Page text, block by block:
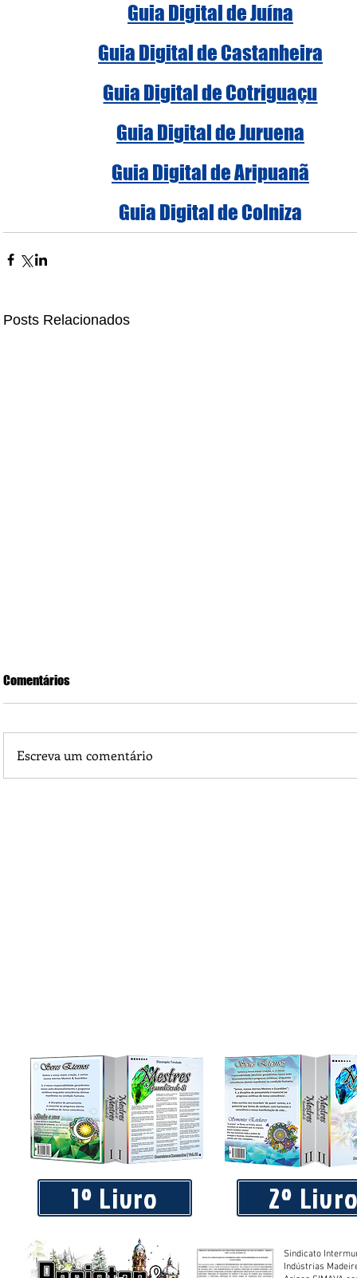
Guia Digital de Juína
Guia Digital de Castanheira
Guia Digital de Cotriguaçu
Guia Digital de Juruena
Guia Digital de Aripuanã
Guia Digital de Colniza
Posts Relacionados
Comentários
Escreva um comentário
1º Livro 2º
Sindicato
Indústrias